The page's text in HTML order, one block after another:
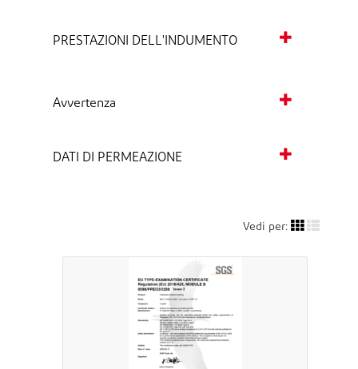
PRESTAZIONI DELL'INDUMENTO
Avvertenza
DATI DI PERMEAZIONE
Vedi per: